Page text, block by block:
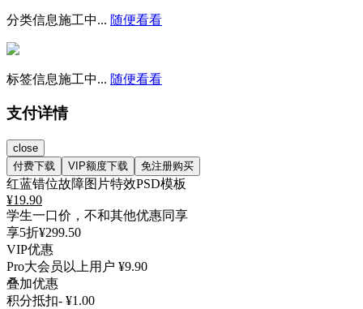
分类信息施工中... 随便看看
标签信息施工中... 随便看看
支付详情
close
付费下载
VIP额度下载 免注册购买
红蓝错位故障图片特效PSD模板
¥19.90
学生一口价，不和其他优惠同享
享5折¥299.50
VIP优惠
Pro大会员以上用户 ¥9.90
叠加优惠
积分抵扣- ¥1.00